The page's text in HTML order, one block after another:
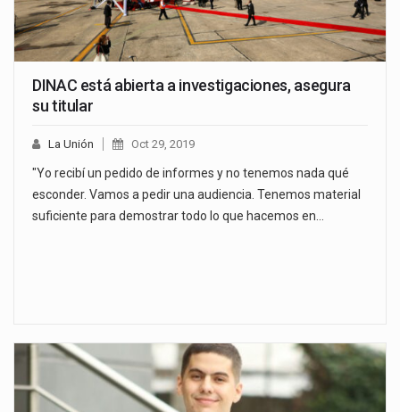
DINAC está abierta a investigaciones, asegura
su titular
La Unión Oct 29, 2019
"Yo recibí un pedido de informes y no tenemos nada qué
esconder. Vamos a pedir una audiencia. Tenemos material
suficiente para demostrar todo lo que hacemos en…